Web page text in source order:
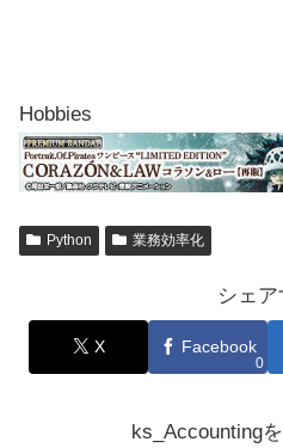
Hobbies
Python 業務効率化
シェア
X Facebook
0
ks_Accounting